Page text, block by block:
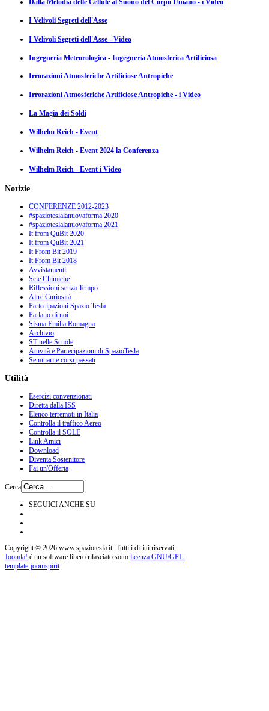
I Velivoli Segreti dell'Asse
I Velivoli Segreti dell'Asse - Video
Ingegneria Meteorologica - Ingegneria Atmosferica Artificiosa
Irrorazioni Atmosferiche Artificiose Antropiche
Irrorazioni Atmosferiche Artificiose Antropiche - i Video
La Magia dei Soldi
Wilhelm Reich - Event
Wilhelm Reich - Event 2024 la Conferenza
Wilhelm Reich - Event i Video
Notizie
CONFERENZE 2012-2023
#spazioteslalanuovaforma 2020
#spazioteslalanuovaforma 2021
It from QuBit 2020
It from QuBit 2021
It From Bit 2019
It From Bit 2018
Avvistamenti
Scie Chimiche
Riflessioni senza Tempo
Altre Curiosità
Partecipazioni Spazio Tesla
Parlano di noi
Sisma Emilia Romagna
Archivio
ST nelle Scuole
Attività e Partecipazioni di SpazioTesla
Seminari e corsi passati
Utilità
Esercizi convenzionati
Diretta dalla ISS
Elenco terremoti in Italia
Controlla il traffico Aereo
Controlla il SOLE
Link Amici
Download
Diventa Sostenitore
Fai un'Offerta
Cerca
SEGUICI ANCHE SU
Copyright © 2026 www.spaziotesla.it. Tutti i diritti riservati.
Joomla! è un software libero rilasciato sotto licenza GNU/GPL.
template-joomspirit